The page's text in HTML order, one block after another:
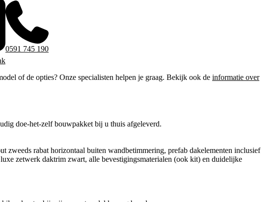
0591 745 190
of de opties? Onze specialisten helpen je graag. Bekijk ook de informatie over
doe-het-zelf bouwpakket bij u thuis afgeleverd.
zweeds rabat horizontaal buiten wandbetimmering, prefab dakelementen inclusief
zetwerk daktrim zwart, alle bevestigingsmaterialen (ook kit) en duidelijke